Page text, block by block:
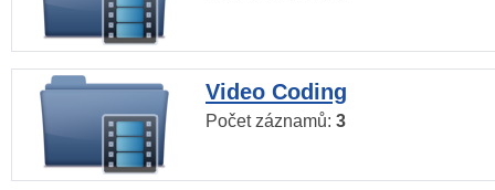
Video Coding
Počet záznamů: 3